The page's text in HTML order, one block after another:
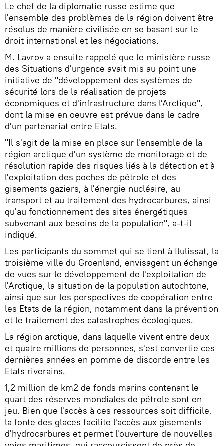
Le chef de la diplomatie russe estime que
l'ensemble des problèmes de la région doivent être
résolus de manière civilisée en se basant sur le
droit international et les négociations.
M. Lavrov a ensuite rappelé que le ministère russe
des Situations d'urgence avait mis au point une
initiative de "développement des systèmes de
sécurité lors de la réalisation de projets
économiques et d'infrastructure dans l'Arctique",
dont la mise en oeuvre est prévue dans le cadre
d'un partenariat entre Etats.
"Il s'agit de la mise en place sur l'ensemble de la
région arctique d'un système de monitorage et de
résolution rapide des risques liés à la détection et à
l'exploitation des poches de pétrole et des
gisements gaziers, à l'énergie nucléaire, au
transport et au traitement des hydrocarbures, ainsi
qu'au fonctionnement des sites énergétiques
subvenant aux besoins de la population", a-t-il
indiqué.
Les participants du sommet qui se tient à Ilulissat, la
troisième ville du Groenland, envisagent un échange
de vues sur le développement de l'exploitation de
l'Arctique, la situation de la population autochtone,
ainsi que sur les perspectives de coopération entre
les Etats de la région, notamment dans la prévention
et le traitement des catastrophes écologiques.
La région arctique, dans laquelle vivent entre deux
et quatre millions de personnes, s'est convertie ces
dernières années en pomme de discorde entre les
Etats riverains.
1,2 million de km2 de fonds marins contenant le
quart des réserves mondiales de pétrole sont en
jeu. Bien que l'accès à ces ressources soit difficile,
la fonte des glaces facilite l'accès aux gisements
d'hydrocarbures et permet l'ouverture de nouvelles